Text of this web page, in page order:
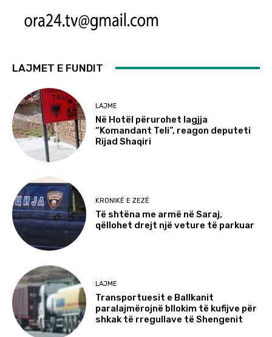
LAJMET E FUNDIT
LAJME
Në Hotël përurohet lagjja
“Komandant Teli”, reagon deputeti
Rijad Shaqiri
KRONIKË E ZEZË
Të shtëna me armë në Saraj,
qëllohet drejt një veture të parkuar
LAJME
Transportuesit e Ballkanit
paralajmërojnë bllokim të kufijve për
shkak të rregullave të Shengenit